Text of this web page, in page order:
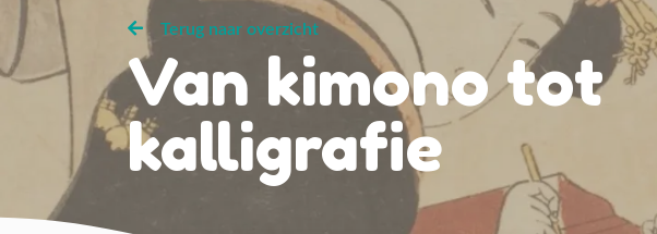
Terug naar overzicht
Van kimono tot
kalligrafie